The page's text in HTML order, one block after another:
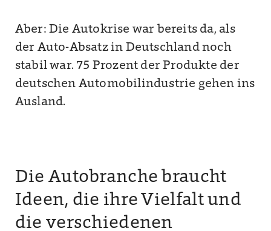
Aber: Die Autokrise war bereits da, als
der Auto-Absatz in Deutschland noch
stabil war. 75 Prozent der Produkte der
deutschen Automobilindustrie gehen ins
Ausland.
Die Autobranche braucht
Ideen, die ihre Vielfalt und
die verschiedenen